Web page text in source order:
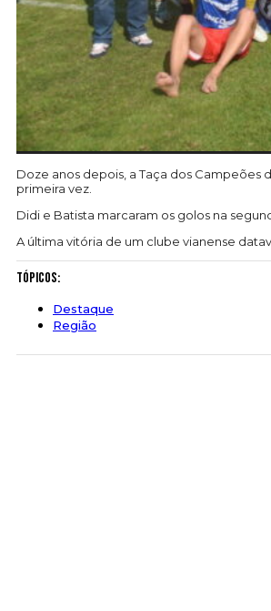
Doze anos depois, a Taça dos
primeira vez.
Didi e Batista marcaram os golos na
A última vitória de um clube vianense
Tópicos:
Destaque
Região